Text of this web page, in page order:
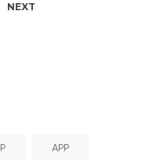
NEXT
APP